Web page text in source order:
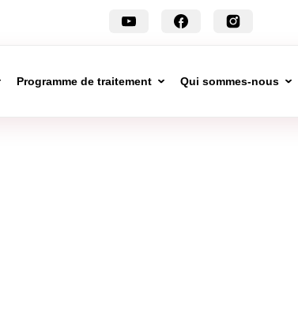
Programme de traitement Qui sommes-nous